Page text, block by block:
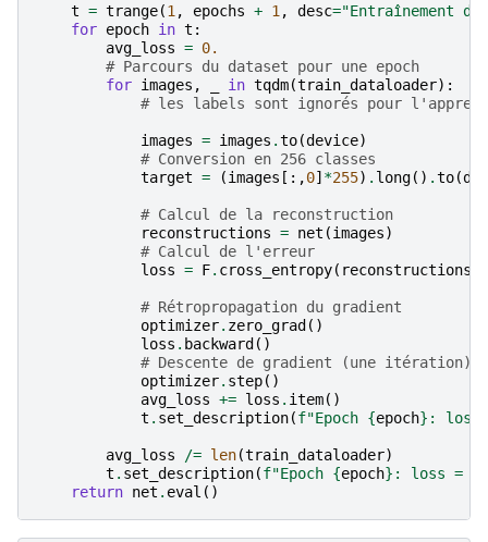
t = trange(1 , epochs + 1 , desc="Entraînement du
for epoch in t :
avg_loss = 0.
# Parcours du dataset pour une epoch
for images , in tqdm(train_dataloader):
# les labels sont ignorés pour
images = images .to(device)
# Conversion en 256 classes
target = (images [:,0] *255) . long() .to(
# Calcul de la reconstruction
reconstructions = net (images)
# Calcul de l'erreur
loss = F. cross_entropy( reconstructions
# Rétropropagation du gradient
optimizer. zero_grad ()
loss . backward ()
# Descente de gradient (une itération)
optimizer. step()
avg_loss += loss . item()
t . set_description(f"Epoch {epoch} :
avg_loss /= len(train_dataloader)
t . set_description(f"Epoch {epoch} : loss =
return net . eval ()